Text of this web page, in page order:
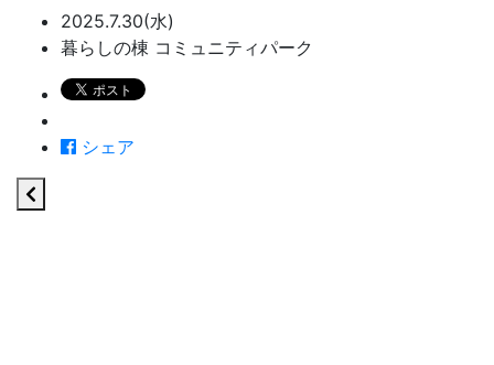
2025.7.30(水)
暮らしの棟 コミュニティパーク
シェア